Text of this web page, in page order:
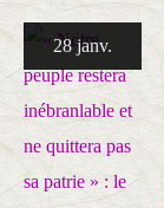
28 janv.